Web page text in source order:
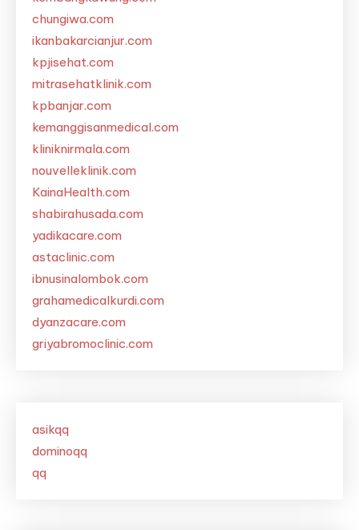
chungiwa.com
ikanbakarcianjur.com
kpjisehat.com
mitrasehatklinik.com
kpbanjar.com
kemanggisanmedical.com
kliniknirmala.com
nouvelleklinik.com
KainaHealth.com
shabirahusada.com
yadikacare.com
astaclinic.com
ibnusinalombok.com
grahamedicalkurdi.com
dyanzacare.com
griyabromoclinic.com
asikqq
dominoqq
qq